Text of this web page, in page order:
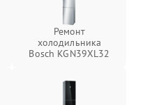
Ремонт
холодильника
Bosch KGN39XL32